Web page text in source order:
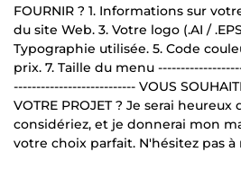
FOURNIR ? 1. Informations sur
du site Web. 3. Votre logo (.AI /
Typographie utilisée. 5. Code
prix. 7. Taille du menu
--------------------------- VOUS
VOTRE PROJET ? Je serai heureux
considériez, et je donnerai mon
votre choix parfait. N'hésitez pas à